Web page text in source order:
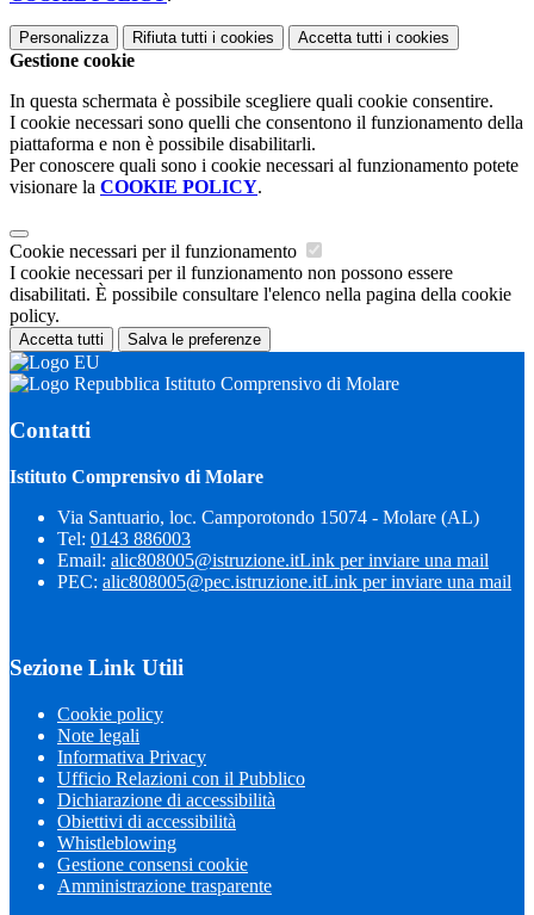
Personalizza Rifiuta tutti i cookies Accetta tutti i cookies
Gestione cookie
In questa schermata è possibile scegliere quali cookie consentire.
I cookie necessari sono quelli che consentono il funzionamento della
piattaforma e non è possibile disabilitarli.
Per conoscere quali sono i cookie necessari al funzionamento potete
visionare la COOKIE POLICY.
Cookie necessari per il funzionamento
I cookie necessari per il funzionamento non possono essere
disabilitati. È possibile consultare l'elenco nella pagina della cookie
policy.
Accetta tutti Salva le preferenze
Istituto Comprensivo di Molare
Contatti
Istituto Comprensivo di Molare
Via Santuario, loc. Camporotondo 15074 - Molare (AL)
Tel: 0143 886003
Email: alic808005@istruzione.itLink per inviare una mail
PEC: alic808005@pec.istruzione.itLink per inviare una mail
Sezione Link Utili
Cookie policy
Note legali
Informativa Privacy
Ufficio Relazioni con il Pubblico
Dichiarazione di accessibilità
Obiettivi di accessibilità
Whistleblowing
Gestione consensi cookie
Amministrazione trasparente